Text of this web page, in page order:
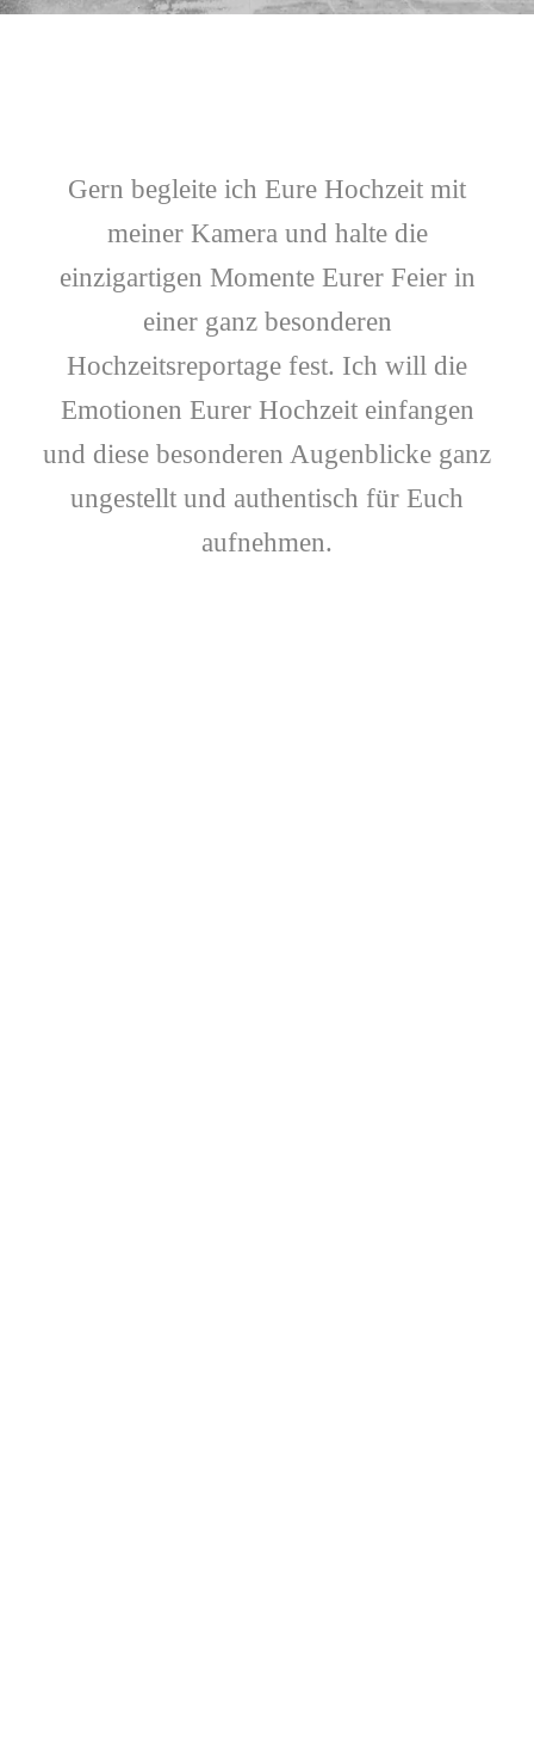
Gern begleite ich Eure Hochzeit mit
meiner Kamera und halte die
einzigartigen Momente Eurer Feier in
einer ganz besonderen
Hochzeitsreportage fest. Ich will die
Emotionen Eurer Hochzeit einfangen
und diese besonderen Augenblicke ganz
ungestellt und authentisch für Euch
aufnehmen.